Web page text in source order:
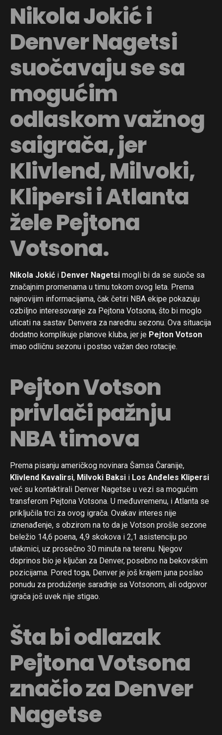
Nikola Jokić i
Denver Nagetsi
suočavaju se sa
mogućim
odlaskom važnog
saigrača, jer
Klivlend, Milvoki,
Klipersi i Atlanta
žele Pejtona
Votsona.
Nikola Jokić i Denver Nagetsi mogli bi da se suoče sa
značajnim promenama u timu tokom ovog leta. Prema
najnovijim informacijama, čak četiri NBA ekipe pokazuju
ozbiljno interesovanje za Pejtona Votsona, što bi moglo
uticati na sastav Denvera za narednu sezonu. Ova situacija
dodatno komplikuje planove kluba, jer je Pejton Votson
imao odličnu sezonu i postao važan deo rotacije.
Pejton Votson
privlači pažnju
NBA timova
Prema pisanju američkog novinara Šamsa Čaranije,
Klivlend Kavalirsi, Milvoki Baksi i Los Anđeles Klipersi
već su kontaktirali Denver Nagetse u vezi sa mogućim
transferom Pejtona Votsona. U međuvremenu, i Atlanta se
priključila trci za ovog igrača. Ovakav interes nije
iznenađenje, s obzirom na to da je Votson prošle sezone
beležio 14,6 poena, 4,9 skokova i 2,1 asistenciju po
utakmici, uz prosečno 30 minuta na terenu. Njegov
doprinos bio je ključan za Denver, posebno na bekovskim
pozicijama. Pored toga, Denver je još krajem juna poslao
ponudu za produženje saradnje sa Votsonom, ali odgovor
igrača još uvek nije stigao.
Šta bi odlazak
Pejtona Votsona
značio za Denver
Nagetse